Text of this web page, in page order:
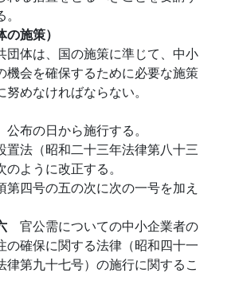
の施策）
団体は、国の施策に準じて、中小
機会を確保するために必要な施策
めなければならない。
公布の日から施行する。
置法（昭和二十三年法律第八十三
ように改正する。
第四号の五の次に次の一号を加え
官公需についての中小企業者の
の確保に関する法律（昭和四十一
律第九十七号）の施行に関するこ